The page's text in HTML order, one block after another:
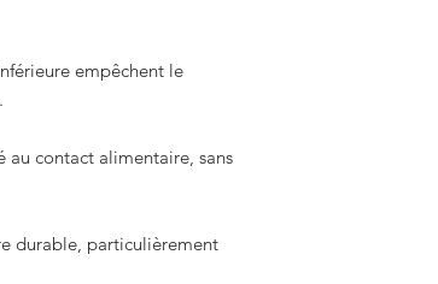
empêchent le
au contact alimentaire, sans
durable, particulièrement